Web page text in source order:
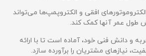
افقی و الکتروپمپ‌ها می‌تواند
طول عمر آنها کمک کند.
و دانش فنی خود، آماده است تا با ارائه
نیازهای مشتریان را برآورده سازد.